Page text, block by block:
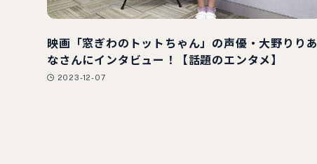
映画「窓ぎわのトットちゃん」の声優・大野りりあ
なさんにインタビュー！【話題のエンタメ】
2023-12-07